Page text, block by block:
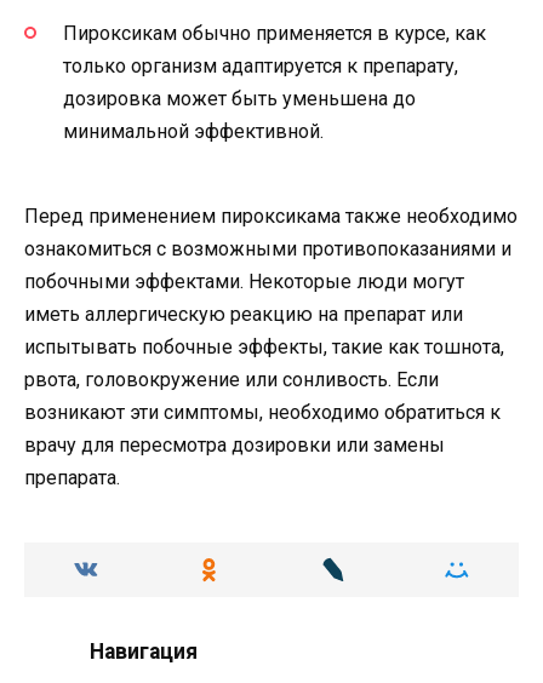
Пироксикам обычно применяется в курсе, как
только организм адаптируется к препарату,
дозировка может быть уменьшена до
минимальной эффективной.
Перед применением пироксикама также необходимо
ознакомиться с возможными противопоказаниями и
побочными эффектами. Некоторые люди могут
иметь аллергическую реакцию на препарат или
испытывать побочные эффекты, такие как тошнота,
рвота, головокружение или сонливость. Если
возникают эти симптомы, необходимо обратиться к
врачу для пересмотра дозировки или замены
препарата.
Навигация